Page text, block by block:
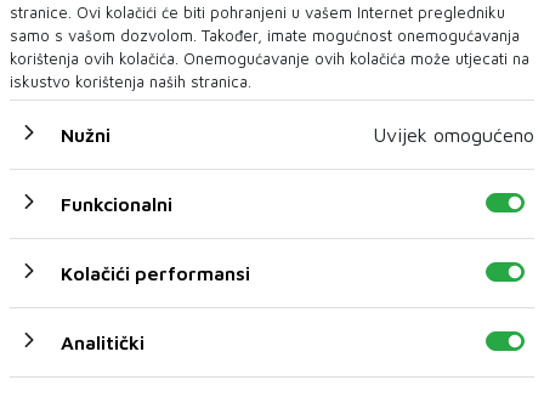
U novom broju pročitajte
LOKALNO
stranice. Ovi kolačići će biti pohranjeni u vašem Internet pregledniku
samo s vašom dozvolom. Također, imate mogućnost onemogućavanja
korištenja ovih kolačića. Onemogućavanje ovih kolačića može utjecati na
iskustvo korištenja naših stranica.
Nužni Uvijek omogućeno
Funkcionalni
Kolačići performansi
Analitički